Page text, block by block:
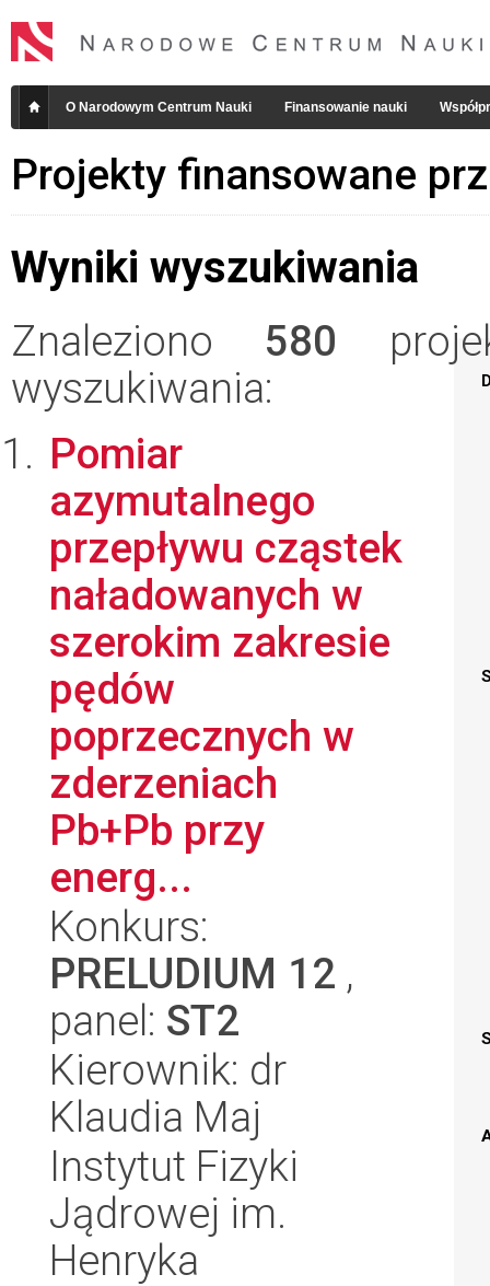
O Narodowym Centrum Nauki Finansowanie nauki
Projekty finansowane
Wyniki wyszukiwania
Znaleziono 580
wyszukiwania:
Pomiar
azymutalnego
przepływu cząstek
naładowanych w
szerokim zakresie
pędów
poprzecznych w
zderzeniach
Pb+Pb przy
energ...
Konkurs:
PRELUDIUM 12 ,
panel: ST2
Kierownik: dr
Klaudia Maj
Instytut Fizyki
Jądrowej im.
Henryka